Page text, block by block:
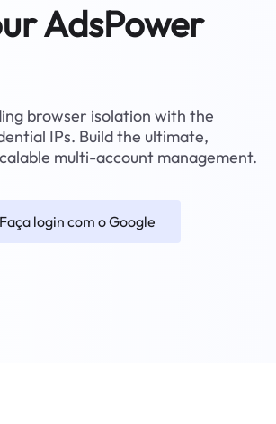
AdsPower
browser isolation with the
IPs. Build the ultimate,
multi-account management.
Faça login com o Google